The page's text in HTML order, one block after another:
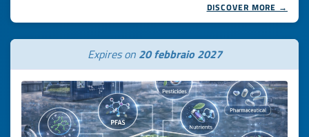
DISCOVER MORE →
Expires on 20 febbraio 2027